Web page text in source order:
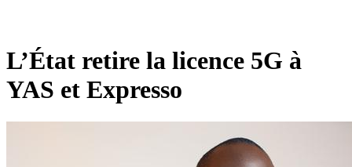
L’État retire la licence 5G à
YAS et Expresso